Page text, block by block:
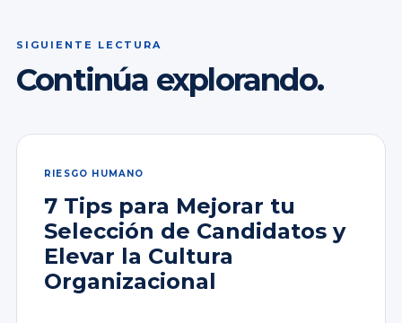
SIGUIENTE LECTURA
Continúa explorando.
RIESGO HUMANO
7 Tips para Mejorar tu
Selección de Candidatos y
Elevar la Cultura
Organizacional